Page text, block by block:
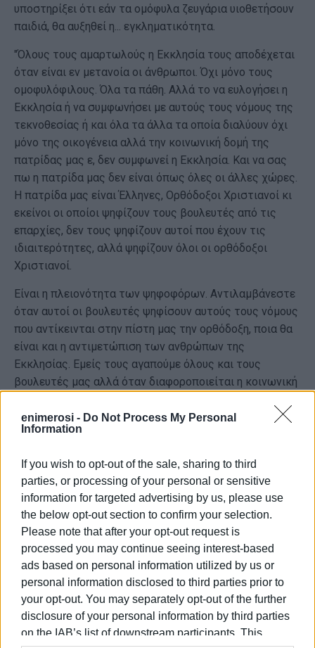
enimerosi - Do Not Process My Personal
Information
If you wish to opt-out of the sale, sharing to third
parties, or processing of your personal or sensitive
information for targeted advertising by us, please use
the below opt-out section to confirm your selection.
Please note that after your opt-out request is
processed you may continue seeing interest-based
ads based on personal information utilized by us or
personal information disclosed to third parties prior to
your opt-out. You may separately opt-out of the further
disclosure of your personal information by third parties
on the IAB’s list of downstream participants. This
υποστηρίξει ότι εάν τα ομόφυλα ζευγάρια υιοθετήσουν
παιδιά, θα αυξηθεί η... εγκληματικότητα.
"Όλους τους αμαρτωλούς η Εκκλησία τους αποδέχεται
όταν είναι εν μετανοία οι άνθρωποι. Όχι μόνο τους
ομοφυλόφιλους. Όλα τα πάθη. Αλλά το να ευλογήσει η
Εκκλησία ή να συμφωνήσει με αυτούς τους νόμους της
τεκνοθεσίας ή και όλα τα άλλα τα οποία διαλύουν όχι
μόνο της οικογένεια αλλά την κοινωνική δομή της
πατρίδας μας ε, δεν συμφωνεί η Εκκλησία. Και να σας
πω η πατρίδα μας δεν είναι όπως όλες οι άλλες χώρες.
Η πατρίδα μας είναι Έλληνες, Ορθόδοξοι Χριστιανοί κι
εκείνοι οι οποίοι ψηφίζουν τους βουλευτές από τις
επαρχίες, δεν τους ψηφίζουν αυτοί που έχουν τις
ιδιαιτερότητες, αλλά ψηφίζουν όλοι οι ορθόδοξοι
Χριστιανοί.
Είναι η πλειονότητα των ψηφοφόρων. Αντιλαμβάνεστε
όταν αυτοί οι βουλευτές ψηφίσουν αυτούς τους νόμους
που αντίκεινται στην πίστη μας την ορθόδοξη, ποια θα
είναι και η αντιμετώπιση των ανθρώπων της
Εκκλησίας. Εμείς τους αγαπούμε όλους και τους
βουλευτές μας αλλά όταν διαφοροποιείται η κοινωνική
απογοήτευση και μια θλίψη. Και δεν μπορώ γιατί η
Ελλάδα βιάζεται τόσο γρήγορα να εισέλθει σε αυτό το
Ευρώπης. Εμείς σπεύδουμε. Λέμε ναι στην ΕΕ αλλά και
ναι στην πατρίδα μας και στις αρχές μας", τόνισε
μιλώντας στο Action24.
Και πρόσθεσε:
"Προς Θεού. Δεν ζητούμε να νομοθετήσουμε εμείς, ούτε
παρεμβαίνουμε στο έργο της Πολιτείας. Απλώς
ζητούμε τον σεβασμό της συναλληλίας. Δεν μπορώ εγώ
να πω στους πιστούς ότι υπάρχει η οικογένεια η φυσική
και η οικογένεια από εκτροπή. Καθημερινά βλέπουμε ότι